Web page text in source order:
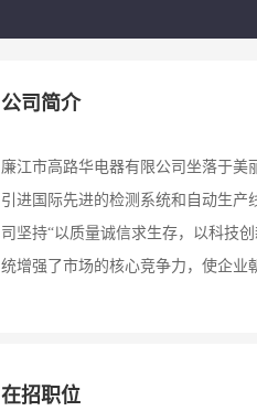
公司简介
廉江市高路华电器有限公司坐落于美
引进国际先进的检测系统和自动生
司坚持“以质量诚信求生存，以科技
统增强了市场的核心竞争力，使企业
在招职位